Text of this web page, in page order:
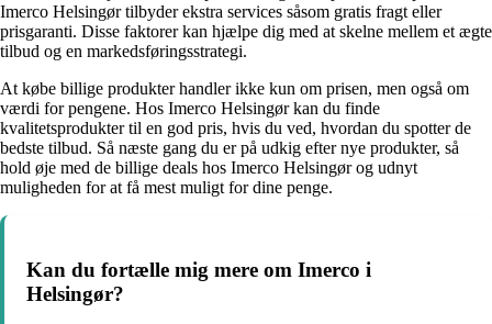
Imerco Helsingør tilbyder ekstra services såsom gratis fragt eller
prisgaranti. Disse faktorer kan hjælpe dig med at skelne mellem et ægte
tilbud og en markedsføringsstrategi.
At købe billige produkter handler ikke kun om prisen, men også om
værdi for pengene. Hos Imerco Helsingør kan du finde
kvalitetsprodukter til en god pris, hvis du ved, hvordan du spotter de
bedste tilbud. Så næste gang du er på udkig efter nye produkter, så
hold øje med de billige deals hos Imerco Helsingør og udnyt
muligheden for at få mest muligt for dine penge.
Kan du fortælle mig mere om Imerco i
Helsingør?